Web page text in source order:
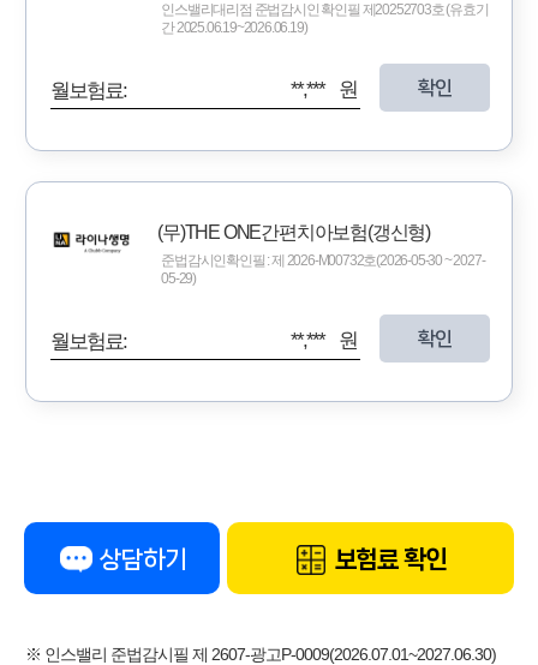
인스밸리대리점 준법감시인 확인필 제20252703호 (유효기
간 2025.06.19~2026.06.19)
월보험료: **,*** 원 확인
(무)THE ONE간편치아보험(갱신형)
준법감시인확인필 : 제 2026-M00732호(2026-05-30 ~ 2027-
05-29)
월보험료: **,*** 원 확인
상담하기 보험료 확인
※ 인스밸리 준법감시필 제 2607-광고P-0009(2026.07.01~2027.06.30)